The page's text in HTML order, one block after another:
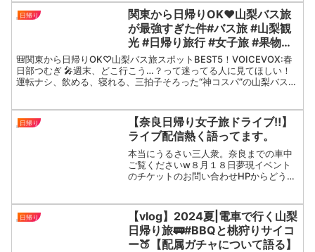
日帰り
関東から日帰りOK♥山梨バス旅
が最強すぎた件#バス旅 #山梨観
光 #日帰り旅行 #女子旅 #果物狩
り #ワイン試飲 #週末旅行 #国内
旅行おすすめバス旅行
🎒関東から日帰りOK♡山梨バス旅スポットBEST5！VOICEVOX:春
日部つむぎ 🎤週末、どこ行こう…？って迷ってる人に見てほしい！
運転ナシ、飲める、寝れる、三拍子そろった“神コスパ”の山梨バス旅
日帰り
【奈良日帰り女子旅ドライブ‼︎】
ライブ配信熱く語ってます。
本当にうるさい三人衆。奈良までの車中
ご覧くださいw８月１８日夢現イベント
のチケットのお問い合わせHPからどう
ベント情報盛りだくさん！🦒TikTok⬇️えこ
ひい...
日帰り
【vlog】2024夏|電車で行く山梨
日帰り旅🚃#BBQと桃狩りサイコ
ー🍑【配属ガチャについて語る】